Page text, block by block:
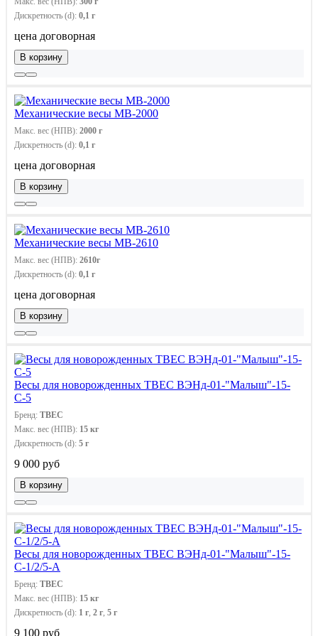
Дискретность (d): 0,1 г
цена договорная
В корзину
Механические весы МВ-2000
Макс. вес (НПВ): 2000 г
Дискретность (d): 0,1 г
цена договорная
В корзину
Механические весы МВ-2610
Макс. вес (НПВ): 2610г
Дискретность (d): 0,1 г
цена договорная
В корзину
Весы для новорожденных ТВЕС ВЭНд-01-"Малыш"-15-
С-5
Бренд: ТВЕС
Макс. вес (НПВ): 15 кг
Дискретность (d): 5 г
9 000 руб
В корзину
Весы для новорожденных ТВЕС ВЭНд-01-"Малыш"-15-
С-1/2/5-А
Бренд: ТВЕС
Макс. вес (НПВ): 15 кг
Дискретность (d): 1 г, 2 г, 5 г
9 100 руб